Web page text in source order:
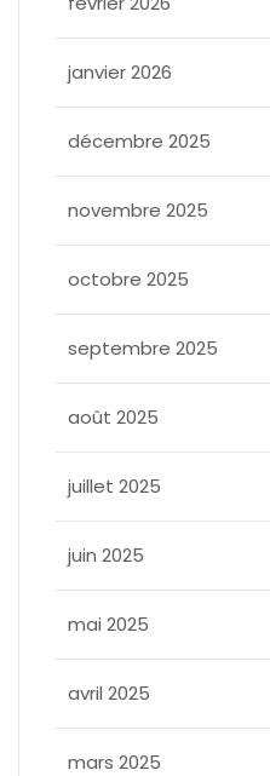
janvier 2026
décembre 2025
novembre 2025
octobre 2025
septembre 2025
août 2025
juillet 2025
juin 2025
mai 2025
avril 2025
mars 2025